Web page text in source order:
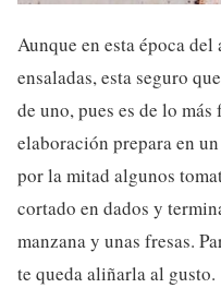
Aunque en esta época
ensaladas, esta seguro
de uno, pues es de lo
elaboración prepara en
por la mitad algunos
cortado en dados y
manzana y unas fresas.
te queda aliñarla al gusto.